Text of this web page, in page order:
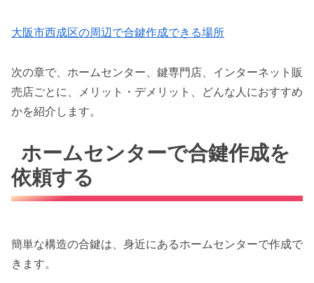
大阪市西成区の周辺で合鍵作成できる場所
次の章で、ホームセンター、鍵専門店、インターネット販
売店ごとに、メリット・デメリット、どんな人におすすめ
かを紹介します。
ホームセンターで合鍵作成を
依頼する
簡単な構造の合鍵は、身近にあるホームセンターで作成で
きます。